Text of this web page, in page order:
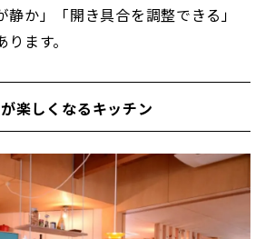
静か」「開き具合を調整できる」
ます。
楽しくなるキッチン